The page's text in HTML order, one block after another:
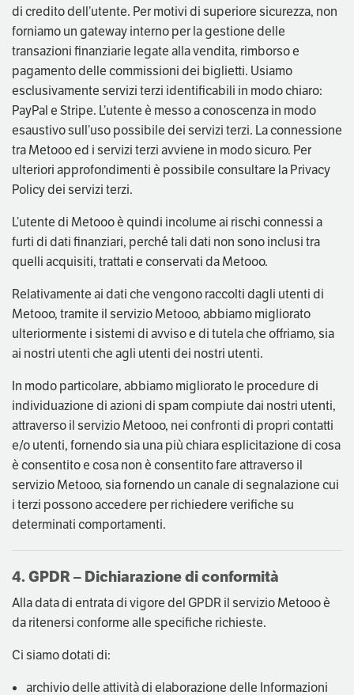
di credito dell’utente. Per motivi di superiore sicurezza, non
forniamo un gateway interno per la gestione delle
transazioni finanziarie legate alla vendita, rimborso e
pagamento delle commissioni dei biglietti. Usiamo
esclusivamente servizi terzi identificabili in modo chiaro:
PayPal e Stripe. L’utente è messo a conoscenza in modo
esaustivo sull’uso possibile dei servizi terzi. La connessione
tra Metooo ed i servizi terzi avviene in modo sicuro. Per
ulteriori approfondimenti è possibile consultare la Privacy
Policy dei servizi terzi.
L’utente di Metooo è quindi incolume ai rischi connessi a
furti di dati finanziari, perché tali dati non sono inclusi tra
quelli acquisiti, trattati e conservati da Metooo.
Relativamente ai dati che vengono raccolti dagli utenti di
Metooo, tramite il servizio Metooo, abbiamo migliorato
ulteriormente i sistemi di avviso e di tutela che offriamo, sia
ai nostri utenti che agli utenti dei nostri utenti.
In modo particolare, abbiamo migliorato le procedure di
individuazione di azioni di spam compiute dai nostri utenti,
attraverso il servizio Metooo, nei confronti di propri contatti
e/o utenti, fornendo sia una più chiara esplicitazione di cosa
è consentito e cosa non è consentito fare attraverso il
servizio Metooo, sia fornendo un canale di segnalazione cui
i terzi possono accedere per richiedere verifiche su
determinati comportamenti.
4. GPDR – Dichiarazione di conformità
Alla data di entrata di vigore del GPDR il servizio Metooo è
da ritenersi conforme alle specifiche richieste.
Ci siamo dotati di:
archivio delle attività di elaborazione delle Informazioni